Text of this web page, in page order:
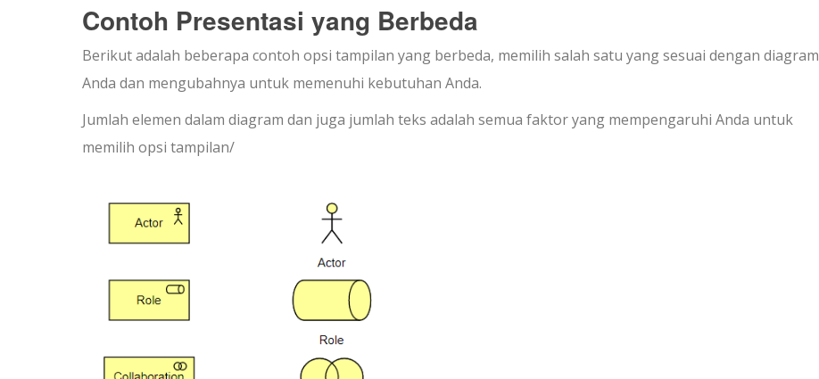
Contoh Presentasi yang Berbeda
Berikut adalah beberapa contoh opsi tampilan yang berbeda, memilih salah satu yang sesuai dengan diagram
Anda dan mengubahnya untuk memenuhi kebutuhan Anda.
Jumlah elemen dalam diagram dan juga jumlah teks adalah semua faktor yang mempengaruhi Anda untuk
memilih opsi tampilan/